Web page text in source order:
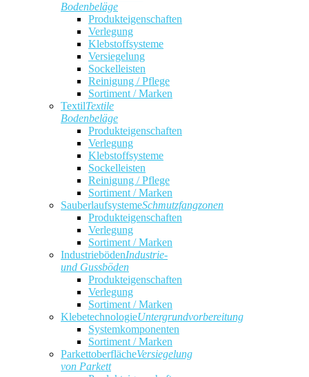
Bodenbeläge
Produkteigenschaften
Verlegung
Klebstoffsysteme
Versiegelung
Sockelleisten
Reinigung / Pflege
Sortiment / Marken
TextilTextile
Bodenbeläge
Produkteigenschaften
Verlegung
Klebstoffsysteme
Sockelleisten
Reinigung / Pflege
Sortiment / Marken
SauberlaufsystemeSchmutzfangzonen
Produkteigenschaften
Verlegung
Sortiment / Marken
IndustriebödenIndustrie-
und Gussböden
Produkteigenschaften
Verlegung
Sortiment / Marken
KlebetechnologieUntergrundvorbereitung
Systemkomponenten
Sortiment / Marken
ParkettoberflächeVersiegelung
von Parkett